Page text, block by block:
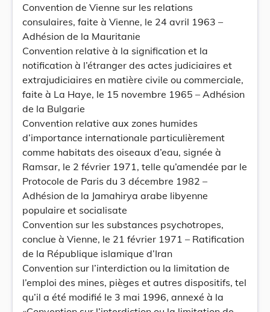
Convention de Vienne sur les relations
consulaires, faite à Vienne, le 24 avril 1963 –
Adhésion de la Mauritanie
Convention relative à la signification et la
notification à l’étranger des actes judiciaires et
extrajudiciaires en matière civile ou commerciale,
faite à La Haye, le 15 novembre 1965 – Adhésion
de la Bulgarie
Convention relative aux zones humides
d’importance internationale particulièrement
comme habitats des oiseaux d’eau, signée à
Ramsar, le 2 février 1971, telle qu’amendée par le
Protocole de Paris du 3 décembre 1982 –
Adhésion de la Jamahirya arabe libyenne
populaire et socialisate
Convention sur les substances psychotropes,
conclue à Vienne, le 21 février 1971 – Ratification
de la République islamique d’Iran
Convention sur l’interdiction ou la limitation de
l’emploi des mines, pièges et autres dispositifs, tel
qu’il a été modifié le 3 mai 1996, annexé à la